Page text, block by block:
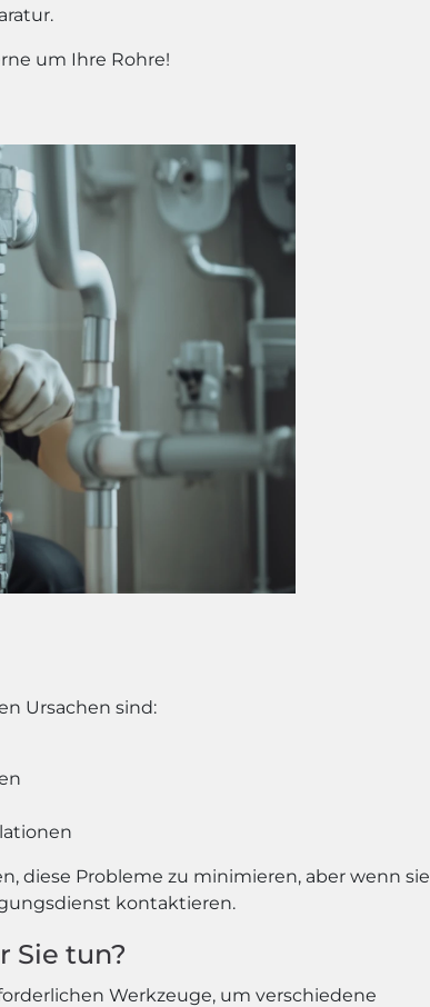
um Ihre Rohre!
Ursachen sind:
diese Probleme zu minimieren, aber wenn sie
kontaktieren.
Sie tun?
Werkzeuge, um verschiedene